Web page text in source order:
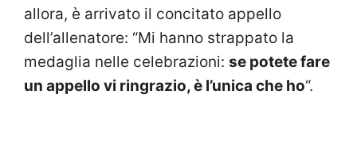
allora, è arrivato il concitato appello
dell’allenatore: “Mi hanno strappato la
medaglia nelle celebrazioni: se potete fare
un appello vi ringrazio, è l’unica che ho“.